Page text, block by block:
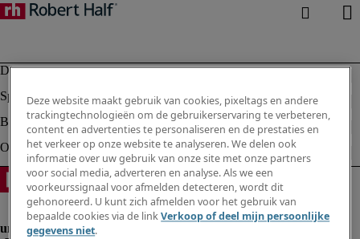
Deze website maakt gebruik van cookies, pixeltags en andere
trackingtechnologieën om de gebruikerservaring te verbeteren,
content en advertenties te personaliseren en de prestaties en
het verkeer op onze website te analyseren. We delen ook
informatie over uw gebruik van onze site met onze partners
voor social media, adverteren en analyse. Als we een
voorkeurssignaal voor afmelden detecteren, wordt dit
gehonoreerd. U kunt zich afmelden voor het gebruik van
bepaalde cookies via de linkVerkoop of deel mijn persoonlijke
gegevens niet.